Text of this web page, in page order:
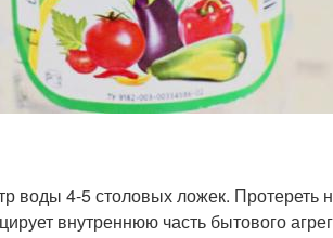
воды 4-5 столовых ложек.
внутреннюю часть бытового